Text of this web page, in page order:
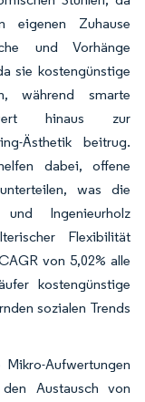
eigenen Zuhause
und Vorhänge
sie kostengünstige
während smarte
hinaus zur
Ästhetik beitrug.
dabei, offene
was die
und Ingenieurholz
Flexibilität
von 5,02% alle
kostengünstige
sozialen Trends
Aufwertungen
Austausch von